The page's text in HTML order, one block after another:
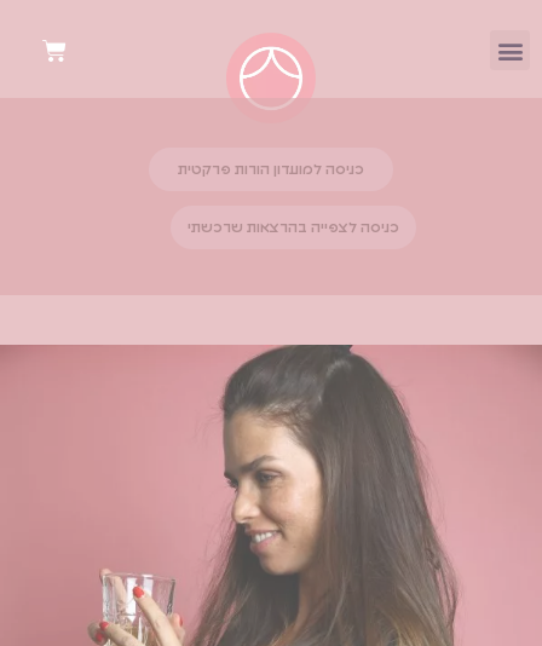
כניסה למועדון הורות פרקטית
כניסה לצפייה בהרצאות שרכשתי